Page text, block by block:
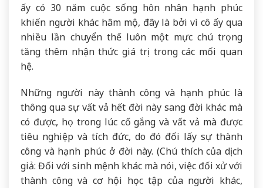
ấy có 30 năm cuộc sống hôn nhân hạnh phúc
khiến người khác hâm mộ, đây là bởi vì cô ấy qua
nhiều lần chuyển thế luôn một mực chú trọng
tăng thêm nhận thức giá trị trong các mối quan
hệ.
Những người này thành công và hạnh phúc là
thông qua sự vất vả hết đời này sang đời khác mà
có được, họ trong lúc cố gắng và vất vả mà được
tiêu nghiệp và tích đức, do đó đổi lấy sự thành
công và hạnh phúc ở đời này. (Chú thích của dịch
giả: Đối với sinh mệnh khác mà nói, việc đối xử với
thành công và cơ hội học tập của người khác,